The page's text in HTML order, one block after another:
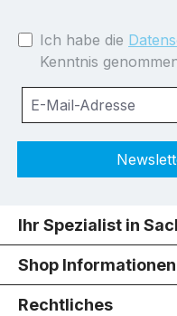
Ich habe die
Kenntnis
Ihr Spezialist in
Shop Informationen
Rechtliches